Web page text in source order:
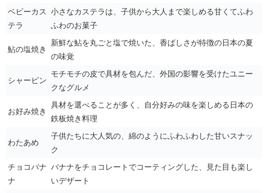
ベビーカス
テラ
小さなカステラは、子供から大人まで楽しめる甘くてふわ
ふわのお菓子
鮎の塩焼き
新鮮な鮎を丸ごと塩で焼いた、香ばしさが特徴の日本の夏
の味覚
シャーピン
モチモチの皮で具材を包んだ、外国の影響を受けたユニー
クなグルメ
お好み焼き
具材を選べることが多く、自分好みの味を楽しめる日本の
鉄板焼き料理
わたあめ
子供たちに大人気の、綿のようにふわふわした甘いスナッ
ク
チョコバナ
ナ
バナナをチョコレートでコーティングした、見た目も楽し
いデザート